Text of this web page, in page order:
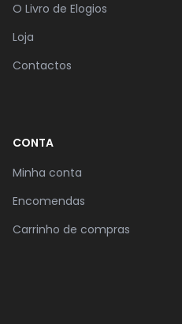
O Livro de Elogios
Loja
Contactos
CONTA
Minha conta
Encomendas
Carrinho de compras